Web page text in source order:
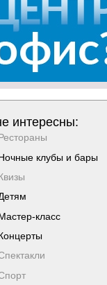
ноябрь
6 7
интересны:
клубы и бары
класс